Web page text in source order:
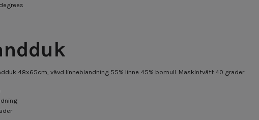
48x65cm, vävd linneblandning 55% linne 45% bomull. Maskintvätt 40 grader.